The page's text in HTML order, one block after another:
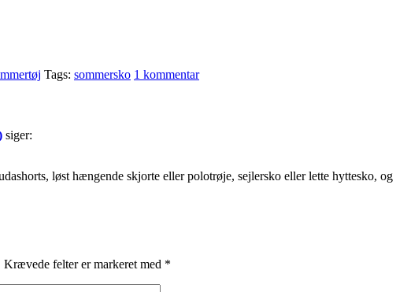
Tags: sommersko 1 kommentar
siger:
løst hængende skjorte eller polotrøje, sejlersko eller lette hyttesko,
Krævede felter er markeret med *